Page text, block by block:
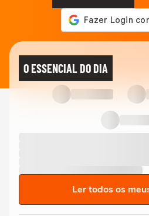
O ESSENCIAL DO DIA
Ler todos os